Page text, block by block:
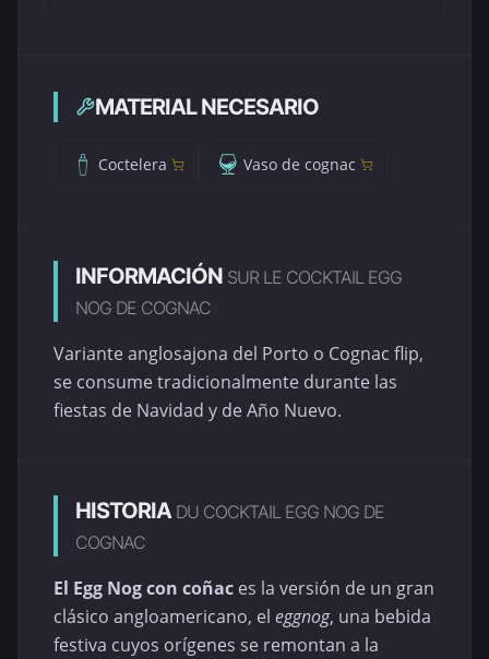
MATERIAL NECESARIO
Coctelera Vaso de cognac
INFORMACIÓN SUR LE COCKTAIL EGG
NOG DE COGNAC
Variante anglosajona del Porto o Cognac flip,
se consume tradicionalmente durante las
fiestas de Navidad y de Año Nuevo.
HISTORIA DU COCKTAIL EGG NOG DE
COGNAC
El Egg Nog con coñac es la versión de un gran
clásico angloamericano, el eggnog, una bebida
festiva cuyos orígenes se remontan a la